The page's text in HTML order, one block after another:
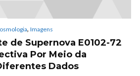
, Imagens
de Supernova E0102-72
Por Meio da
Dados